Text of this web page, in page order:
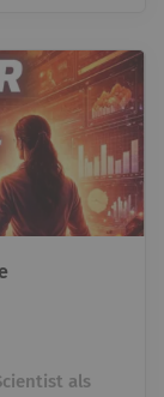
im
als